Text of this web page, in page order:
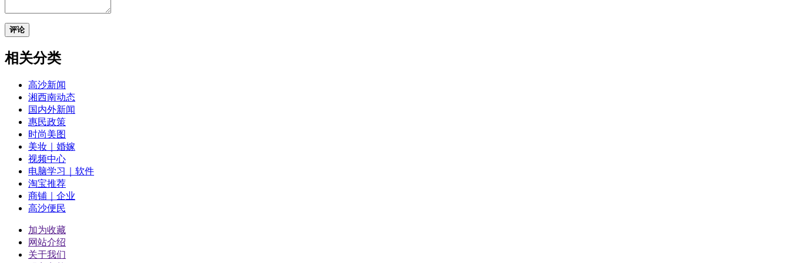
评论
相关分类
高沙新闻
湘西南动态
国内外新闻
惠民政策
时尚美图
美妆｜婚嫁
视频中心
电脑学习｜软件
淘宝推荐
商铺｜企业
高沙便民
加为收藏
网站介绍
关于我们